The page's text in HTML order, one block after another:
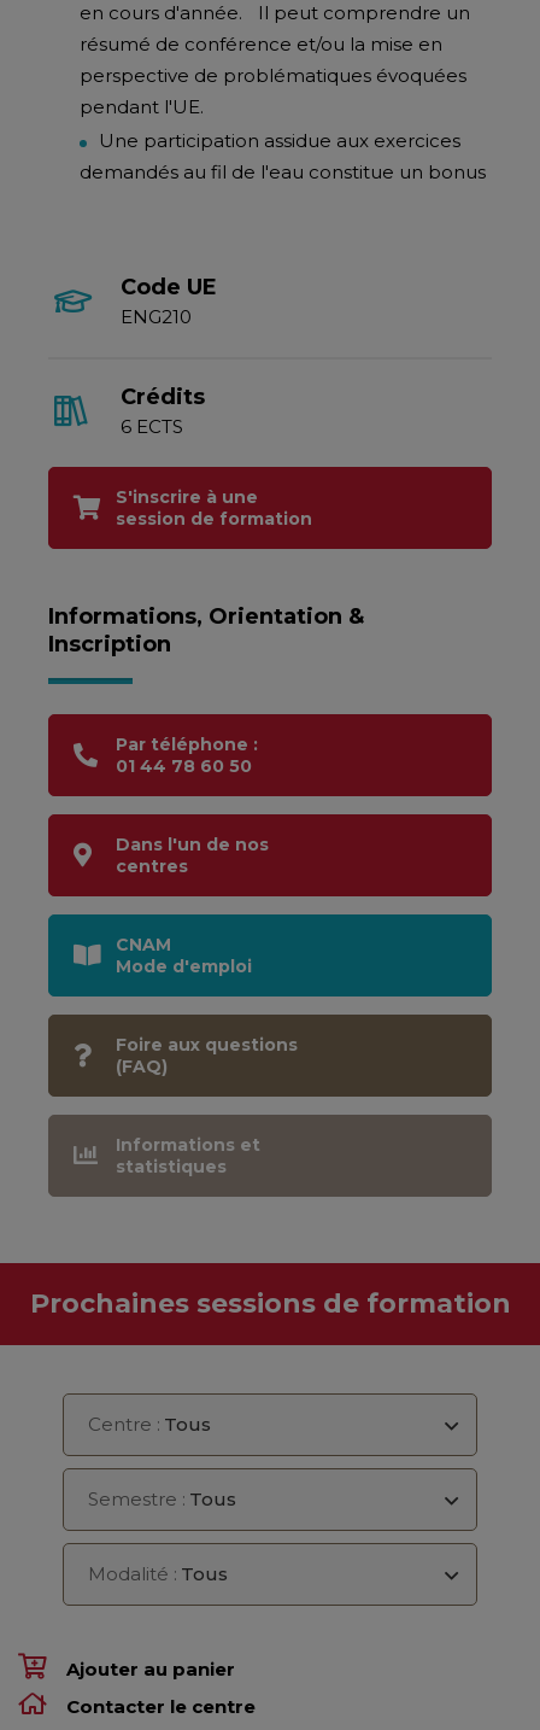
en cours d'année. Il peut comprendre un
résumé de conférence et/ou la mise en
perspective de problématiques évoquées
pendant l'UE.
Une participation assidue aux exercices
demandés au fil de l'eau constitue un bonus
Code UE
ENG210
Crédits
6 ECTS
S'inscrire à une
session de formation
Informations, Orientation &
Inscription
Par téléphone :
01 44 78 60 50
Dans l'un de nos
centres
CNAM
Mode d'emploi
Foire aux questions
(FAQ)
Informations et
statistiques
Prochaines sessions de formation
Centre : Tous
Semestre : Tous
Modalité : Tous
Ajouter au panier
Contacter le centre